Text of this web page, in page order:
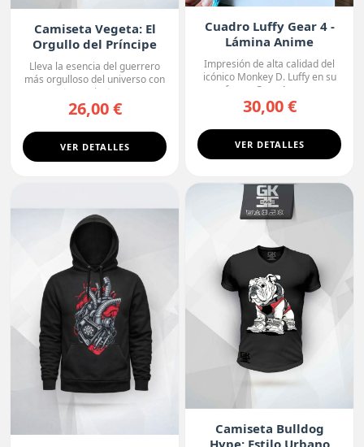
Camiseta Vegeta: El
Orgullo del Príncipe
Lleva la esencia del guerrero
más orgulloso del universo con
esta camiseta ne...
26,00 €
VER DETALLES
Cuadro Luffy Gear 4 -
Lámina Anime
Premium
Impresión de alta calidad del
icónico Monkey D. Luffy en su
forma Gear 4, con...
30,00 €
VER DETALLES
Camiseta Bulldog
Hype: Estilo Urbano